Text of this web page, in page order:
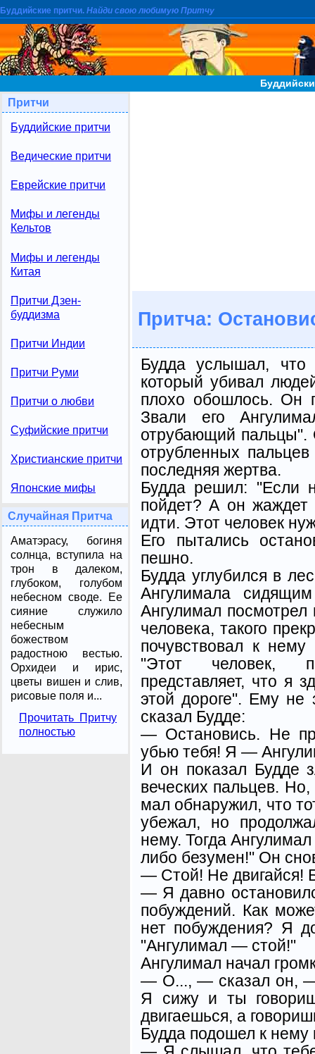
Буддийские притчи. Найди свою любимую Притчу
Притчи
Буддийские притчи
Ведические притчи
Еврейские притчи
Мифы и легенды
Кельтов
Мифы и легенды
Китая
Притчи Дзен-
буддизма
Притчи Индии
Притчи Руми
Притчи о любви
Суфийские притчи
Христианские притчи
Японские мифы
Случайная Притча
Аматэрасу, богиня
солнца, вступила на
трон в далеком,
глубоком, голубом
небесном своде. Ее
сияние служило
небесным
божеством
радостною вестью.
Орхидеи и ирис,
цветы вишен и слив,
рисовые поля и...
Прочитать Притчу
полностью
Притча:
Будда услышал, что
который убивал
плохо обошлось. Он
Звали его
отрубающий пальцы".
отрубленных
последняя жертва.
Будда решил: "Если
пойдет? А он жаждет
идти. Этот человек
Его пытались
пешно.
Будда углубился в
Ангулимала
Ангулимал посмотрел
челове­ка, такого
почув­ствовал к
"Этот че­ловек,
представляет, что я
этой дороге". Ему не
сказал Будде:
— Остановись. Не
убью тебя! Я —
И он показал Будде
веческих пальцев.
мал обнаружил, что
убежал, но
нему. Тогда
либо безумен!" Он
— Стой! Не двигайся!
— Я давно
побуждений. Как
нет побуждения? Я
"Ан­гулимал — стой!"
Ангулимал начал
— О..., — сказал он, —
Я сижу и ты
двигаешься, а
Будда подошел к нему